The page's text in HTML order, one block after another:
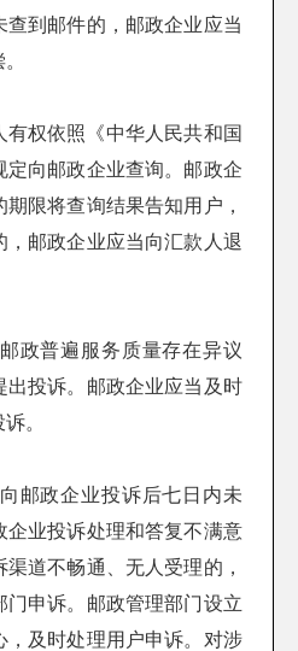
到邮件的，邮政企业应当
有权依照《中华人民共和国
定向邮政企业查询。邮政企
限将查询结果告知用户，
邮政企业应当向汇款人退
政普遍服务质量存在异议
出投诉。邮政企业应当及时
。
邮政企业投诉后七日内未
企业投诉处理和答复不满意
道不畅通、无人受理的，
门申诉。邮政管理部门设立
，及时处理用户申诉。对涉